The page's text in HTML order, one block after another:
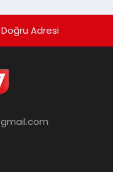
Adresi